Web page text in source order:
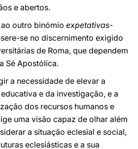
e abertos.
outro binómio expetativas-
se no discernimento exigido
de Roma, que dependem
Sé Apostólica.
a necessidade de elevar a
e da investigação, e a
dos recursos humanos e
uma visão capaz de olhar além
a situação eclesial e social,
eclesiásticas e a sua